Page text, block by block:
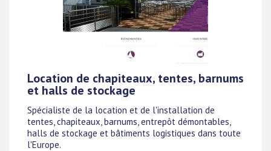
Location de chapiteaux, tentes, barnums
et halls de stockage
Spécialiste de la location et de l'installation de
tentes, chapiteaux, barnums, entrepôt démontables,
halls de stockage et bâtiments logistiques dans toute
l'Europe.